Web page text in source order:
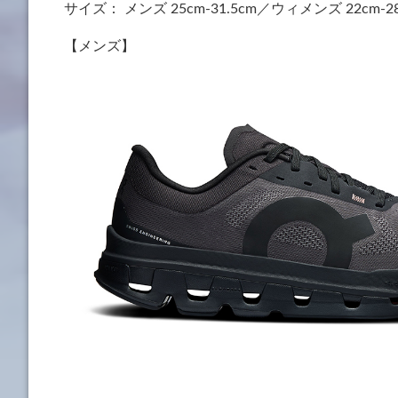
サイズ： メンズ 25cm-31.5cm／ウィメンズ 22cm-
【メンズ】